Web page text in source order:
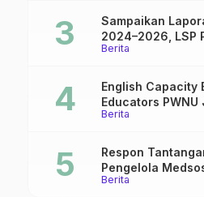
Berita
Sampaikan
2024–2026, LSP
Mantapkan
Berita
English Capacity
Educators
Batch#4;
Berita
Respon
Pengelola
Pekalongan Ikuti